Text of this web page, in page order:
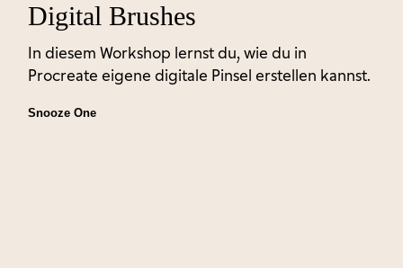
Digital Brushes
In diesem Workshop lernst du, wie du in
Procreate eigene digitale Pinsel erstellen kannst.
Snooze One